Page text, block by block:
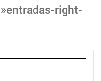
right-